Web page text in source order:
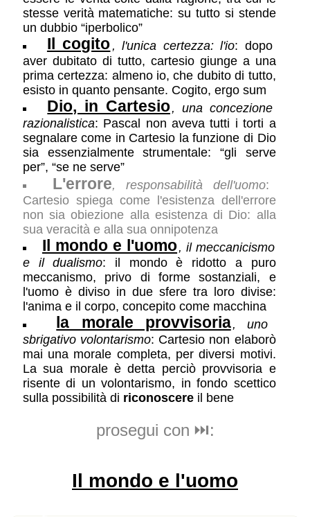
stesse verità matematiche: su tutto si stende
un dubbio “iperbolico”
Il cogito , l'unica certezza: l'io: dopo
aver dubitato di tutto, cartesio giunge a una
prima certezza: almeno io, che dubito di tutto,
esisto in quanto pensante. Cogito, ergo sum
Dio, in Cartesio, una concezione
razionalistica: Pascal non aveva tutti i torti a
segnalare come in Cartesio la funzione di Dio
sia essenzialmente strumentale: “gli serve
per”, “se ne serve”
L'errore, responsabilità dell'uomo:
Cartesio spiega come l'esistenza dell'errore
non sia obiezione alla esistenza di Dio: alla
sua veracità e alla sua onnipotenza
Il mondo e l'uomo, il meccanicismo
e il dualismo: il mondo è ridotto a puro
meccanismo, privo di forme sostanziali, e
l'uomo è diviso in due sfere tra loro divise:
l'anima e il corpo, concepito come macchina
la morale provvisoria, uno
sbrigativo volontarismo: Cartesio non elaborò
mai una morale completa, per diversi motivi.
La sua morale è detta perciò provvisoria e
risente di un volontarismo, in fondo scettico
sulla possibilità di riconoscereil bene
prosegui con ⏭️:
Il mondo e l'uomo